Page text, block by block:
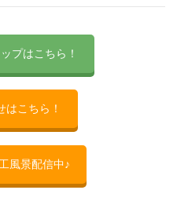
プはこちら！
はこちら！
風景配信中♪